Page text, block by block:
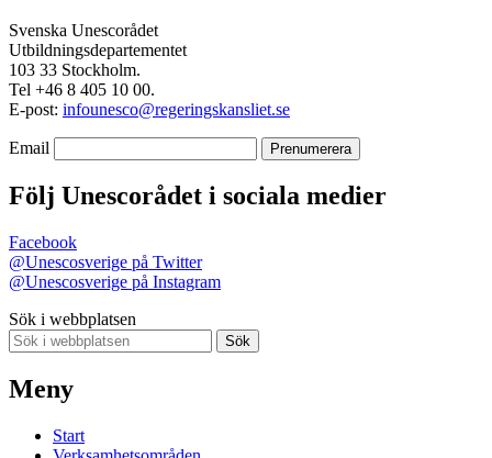
Svenska Unescorådet
Utbildningsdepartementet
103 33 Stockholm.
Tel +46 8 405 10 00.
E-post: infounesco@regeringskansliet.se
Email
Följ Unescorådet i sociala medier
Facebook
@Unescosverige på Twitter
@Unescosverige på Instagram
Sök i webbplatsen
Sök
Meny
Start